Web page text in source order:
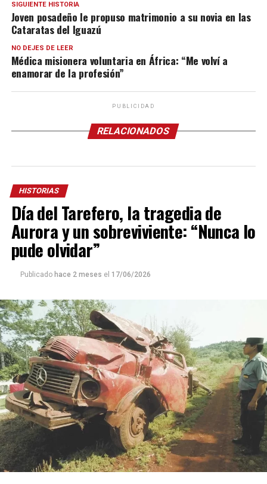
SIGUIENTE HISTORIA
Joven posadeño le propuso matrimonio a su novia en las
Cataratas del Iguazú
NO DEJES DE LEER
Médica misionera voluntaria en África: “Me volví a
enamorar de la profesión”
PUBLICIDAD
RELACIONADOS
HISTORIAS
Día del Tarefero, la tragedia de
Aurora y un sobreviviente: “Nunca lo
pude olvidar”
Publicado hace 2 meses el 17/06/2026